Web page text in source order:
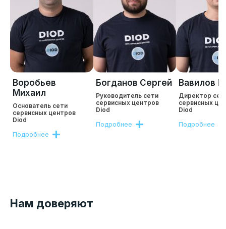
Воробьев
Михаил
Основатель сети
сервисных центров
Diod
Подробнее
Богданов Сергей
Руководитель сети
сервисных центров
Diod
Подробнее
Вавилов
Директор
сервисных
Diod
Подробнее
Нам доверяют